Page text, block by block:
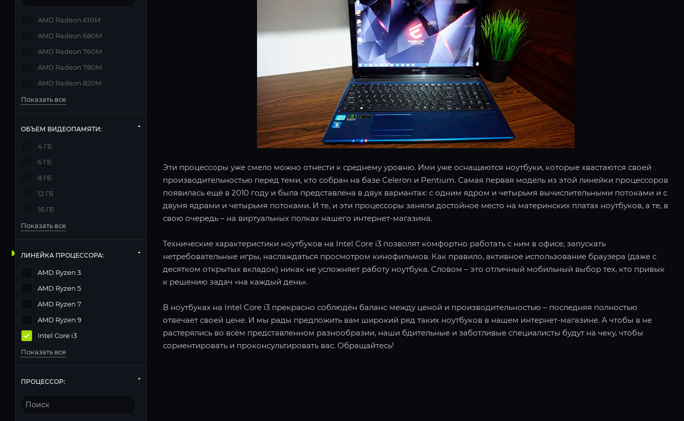
Эти процессоры уже смело можно отнести к среднему уровню. Ими уже оснащаются ноутбуки, которые хвастаются своей
производительностью перед теми, кто собран на базе Celeron и Pentium. Самая первая модель из этой линейки процессоров
появилась ещё в 2010 году и была представлена в двух вариантах: с одним ядром и четырьмя вычислительными потоками и с
двумя ядрами и четырьмя потоками. И те, и эти процессоры заняли достойное место на материнских платах ноутбуков, а те, в
свою очередь – на виртуальных полках нашего интернет-магазина.
Технические характеристики ноутбуков на Intel Core i3 позволят комфортно работать с ним в офисе, запускать
нетребовательные игры, наслаждаться просмотром кинофильмов. Как правило, активное использование браузера (даже с
десятком открытых вкладок) никак не усложняет работу ноутбука. Словом – это отличный мобильный выбор тех, кто привык
к решению задач «на каждый день».
В ноутбуках на Intel Core i3 прекрасно соблюдён баланс между ценой и производительностью – последняя полностью
отвечает своей цене. И мы рады предложить вам широкий ряд таких ноутбуков в нашем интернет-магазине. А чтобы в не
растерялись во всём представленном разнообразии, наши бдительные и заботливые специалисты будут на чеку, чтобы
сориентировать и проконсультировать вас. Обращайтесь!
AMD Radeon 610M
AMD Radeon 680M
AMD Radeon 760M
AMD Radeon 780M
AMD Radeon 820M
Показать все
ОБЪЕМ ВИДЕОПАМЯТИ:
4 ГБ
6 ГБ
8 ГБ
12 ГБ
16 ГБ
Показать все
ЛИНЕЙКА ПРОЦЕССОРА:
AMD Ryzen 3
AMD Ryzen 5
AMD Ryzen 7
AMD Ryzen 9
Intel Core i3
Показать все
ПРОЦЕССОР: